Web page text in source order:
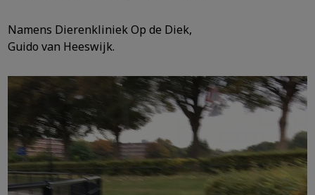
Namens Dierenkliniek Op de Diek,
Guido van Heeswijk.